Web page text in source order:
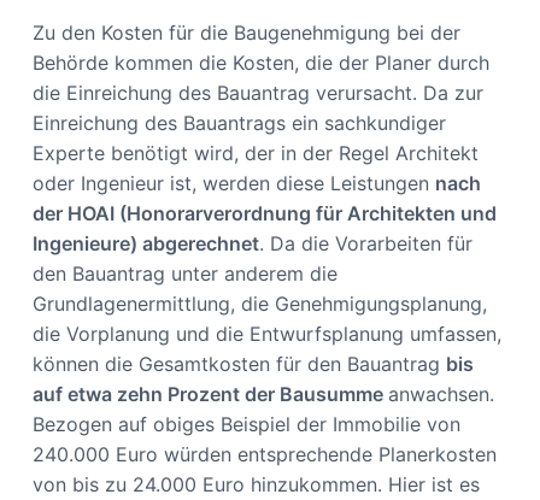
Zu den Kosten für die Baugenehmigung bei der
Behörde kommen die Kosten, die der Planer durch
die Einreichung des Bauantrag verursacht. Da zur
Einreichung des Bauantrags ein sachkundiger
Experte benötigt wird, der in der Regel Architekt
oder Ingenieur ist, werden diese Leistungen nach
der HOAI (Honorarverordnung für Architekten und
Ingenieure) abgerechnet. Da die Vorarbeiten für
den Bauantrag unter anderem die
Grundlagenermittlung, die Genehmigungsplanung,
die Vorplanung und die Entwurfsplanung umfassen,
können die Gesamtkosten für den Bauantrag bis
auf etwa zehn Prozent der Bausumme anwachsen.
Bezogen auf obiges Beispiel der Immobilie von
240.000 Euro würden entsprechende Planerkosten
von bis zu 24.000 Euro hinzukommen. Hier ist es